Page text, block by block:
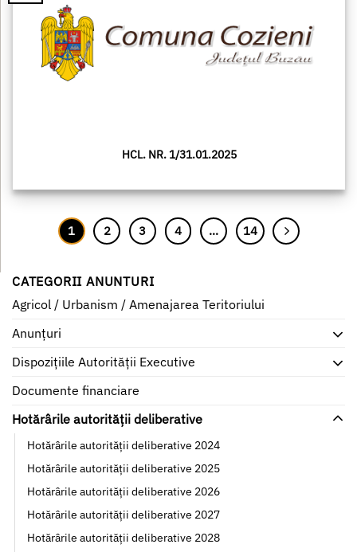
CATEGORII ANUNTURI
Agricol / Urbanism / Amenajarea Teritoriului
Anunțuri
Dispozițiile Autorității Executive
Documente financiare
Hotărârile autorității deliberative
Hotărârile autorității deliberative 2024
Hotărârile autorității deliberative 2025
Hotărârile autorității deliberative 2026
Hotărârile autorității deliberative 2027
Hotărârile autorității deliberative 2028
HCL. NR. 1/31.01.2025
1 2 3 4 … 14